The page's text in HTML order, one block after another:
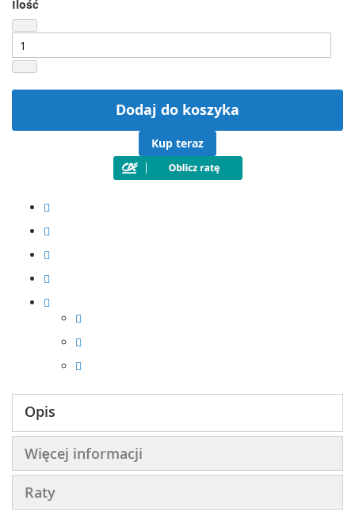
Ilość
Dodaj do koszyka
Kup teraz
Opis
Więcej informacji
Raty